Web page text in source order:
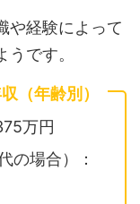
や経験によって
です。
（年齢別）
万円
の場合）：